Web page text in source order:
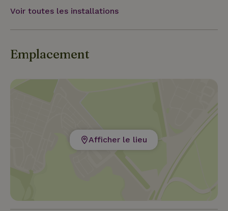
Voir toutes les installations
Emplacement
Afficher le lieu